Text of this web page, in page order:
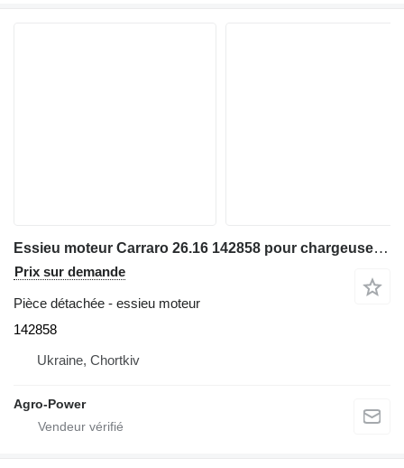
Essieu moteur Carraro 26.16 142858 pour chargeuse sur pneus
Prix sur demande
Pièce détachée - essieu moteur
142858
Ukraine, Chortkiv
Agro-Power